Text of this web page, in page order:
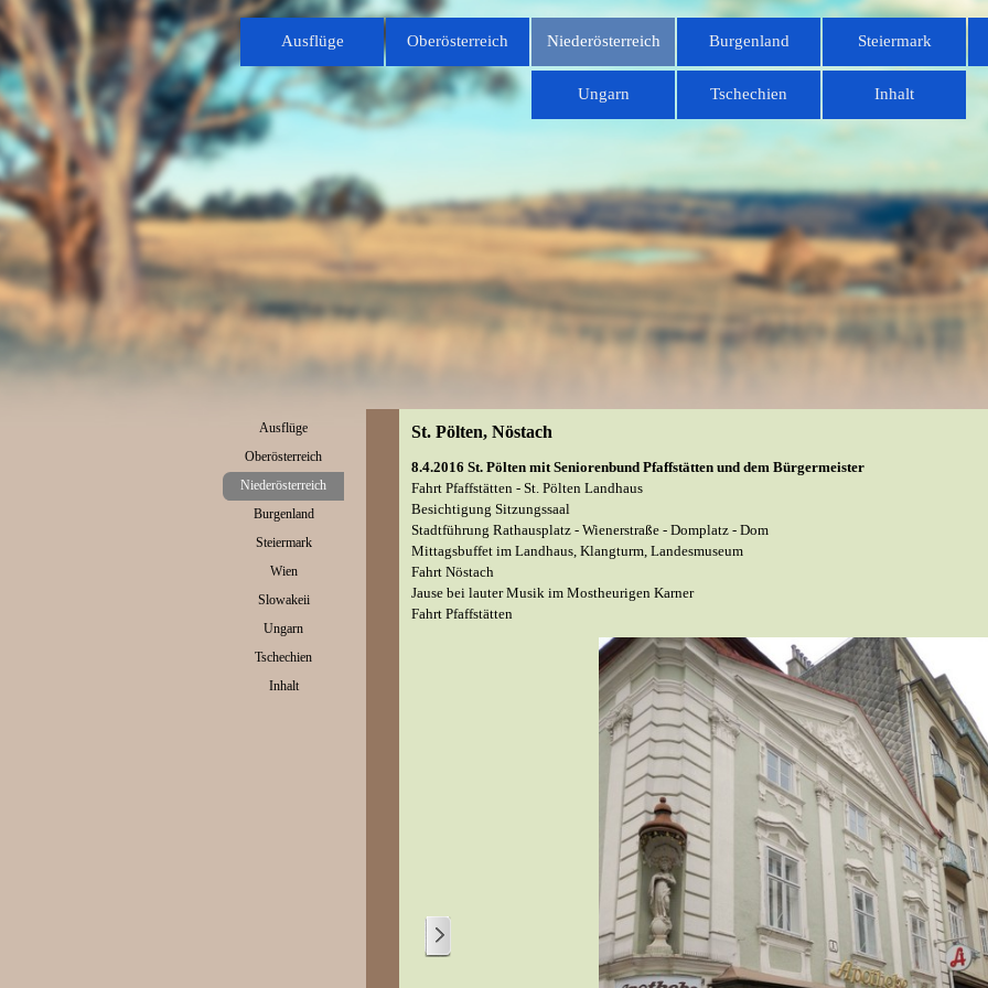
Direkt zum Seiteninhalt
Ausflüge Oberösterreich ▼
Niederösterreich ▼
Burgenland ▼
Steiermark
Ungarn ▼
Tschechien ▼
Inhalt
Menü überspringen
Ausflüge
Oberösterreich
Niederösterreich
Burgenland
Steiermark
Wien
Slowakeii
Ungarn
Tschechien
Inhalt
St. Pölten, Nöstach
8.4.2016 St. Pölten mit Seniorenbund Pfaffstätten und dem Bürgermeister
Fahrt Pfaffstätten - St. Pölten Landhaus
Besichtigung Sitzungssaal
Stadtführung Rathausplatz - Wienerstraße - Domplatz - Dom
Mittagsbuffet im Landhaus, Klangturm, Landesmuseum
Fahrt Nöstach
Jause bei lauter Musik im Mostheurigen Karner
Fahrt Pfaffstätten